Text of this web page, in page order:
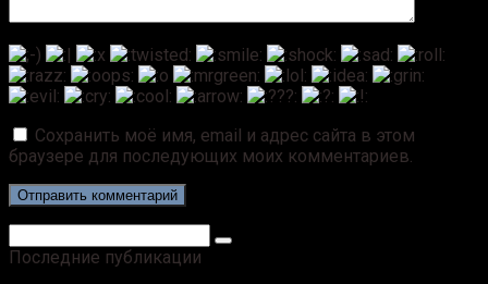
Сохранить моё имя, email и адрес сайта в этом
браузере для последующих моих комментариев.
Последние публикации